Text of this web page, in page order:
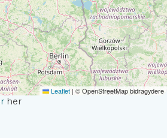
FYSIOTERAPI)
2.TV, 3000 HELSINGØR,
HILLERØD, DENMARK
DANMARK)
17, 4300 HOLBÆK,
Leaflet | © OpenStreetMap bidragydere
her